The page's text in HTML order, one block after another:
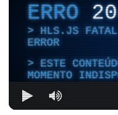
ERRO
HLS.JS FATAL
ERROR
ESTE
MOMENTO